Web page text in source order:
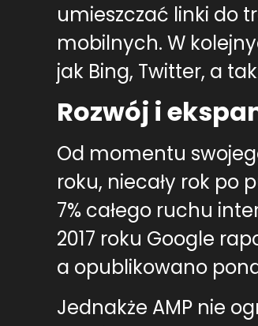
umieszczać linki do
mobilnych. W
jak Bing, Twitter, a
Rozwój i
Od momentu
roku, niecały rok po
7% całego ruchu
2017 roku Google
a opublikowano
Jednakże AMP nie